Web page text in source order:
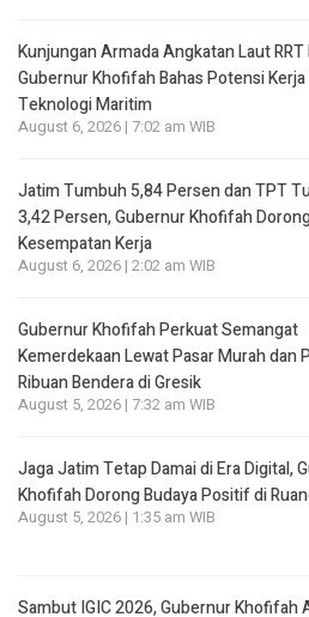
Kunjungan Armada Angkatan Laut
Gubernur Khofifah Bahas Potensi Kerja
Teknologi Maritim
August 6, 2026 | 7:02 am WIB
Jatim Tumbuh 5,84 Persen dan TPT
3,42 Persen, Gubernur Khofifah
Kesempatan Kerja
August 6, 2026 | 2:02 am WIB
Gubernur Khofifah Perkuat Semangat
Kemerdekaan Lewat Pasar Murah dan
Ribuan Bendera di Gresik
August 5, 2026 | 7:32 am WIB
Jaga Jatim Tetap Damai di Era Digital,
Khofifah Dorong Budaya Positif di
August 5, 2026 | 1:35 am WIB
Sambut IGIC 2026, Gubernur Khofifah